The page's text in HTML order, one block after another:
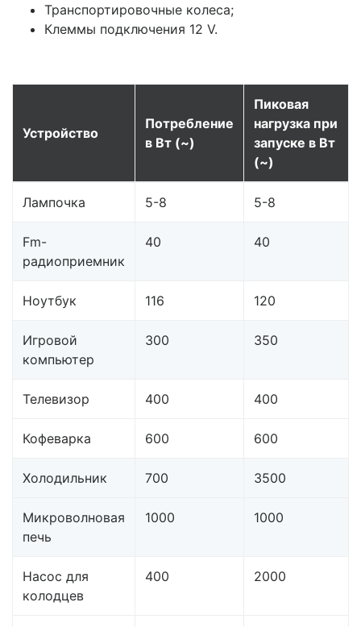
Транспортировочные колеса;
Клеммы подключения 12 V.
Устройство
Потребление
в Вт (~)
Пиковая
нагрузка при
запуске в Вт
(~)
Лампочка 5-8 5-8
Fm-
радиоприемник
40 40
Ноутбук 116 120
Игровой
компьютер
300 350
Телевизор 400 400
Кофеварка 600 600
Холодильник 700 3500
Микроволновая
печь
1000 1000
Насос для
колодцев
400 2000